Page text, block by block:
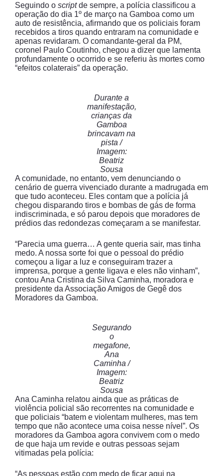
Seguindo o scriptde sempre, a polícia classificou a
operação do dia 1º de março na Gamboa como um
auto de resistência, afirmando que os policiais foram
recebidos a tiros quando entraram na comunidade e
apenas revidaram. O comandante-geral da PM,
coronel Paulo Coutinho, chegou a dizer que lamenta
profundamente o ocorrido e se referiu às mortes como
“efeitos colaterais” da operação.
Durante a
manifestação,
crianças da
Gamboa
brincavam na
pista /
Imagem:
Beatriz
Sousa
A comunidade, no entanto, vem denunciando o
cenário de guerra vivenciado durante a madrugada em
que tudo aconteceu. Eles contam que a polícia já
chegou disparando tiros e bombas de gás de forma
indiscriminada, e só parou depois que moradores de
prédios das redondezas começaram a se manifestar.
“Parecia uma guerra… A gente queria sair, mas tinha
medo. A nossa sorte foi que o pessoal do prédio
começou a ligar a luz e conseguiram trazer a
imprensa, porque a gente ligava e eles não vinham”,
contou Ana Cristina da Silva Caminha, moradora e
presidente da Associação Amigos de Gegê dos
Moradores da Gamboa.
Segurando
o
megafone,
Ana
Caminha /
Imagem:
Beatriz
Sousa
Ana Caminha relatou ainda que as práticas de
violência policial são recorrentes na comunidade e
que policiais “batem e violentam mulheres, mas tem
tempo que não acontece uma coisa nesse nível”. Os
moradores da Gamboa agora convivem com o medo
de que haja um revide e outras pessoas sejam
vitimadas pela polícia:
“As pessoas estão com medo de ficar aqui na